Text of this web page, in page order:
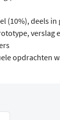
(10%), deels in
verslag
opdrachten